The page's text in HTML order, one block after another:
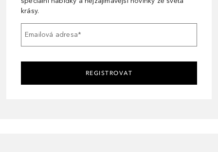
krásy.
Emailová adresa*
REGISTROVAT